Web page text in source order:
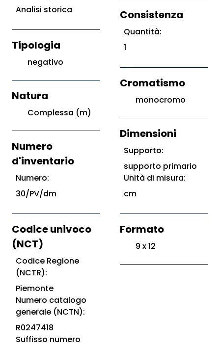
Analisi storica
Tipologia
negativo
Natura
Complessa (m)
Numero
d'inventario
Numero:
30/PV/dm
Codice univoco
(NCT)
Codice Regione
(NCTR):
Piemonte
Numero catalogo
generale (NCTN):
R0247418
Suffisso numero
Consistenza
Quantità:
1
Cromatismo
monocromo
Dimensioni
Supporto:
supporto primario
Unità di misura:
cm
Formato
9 x 12